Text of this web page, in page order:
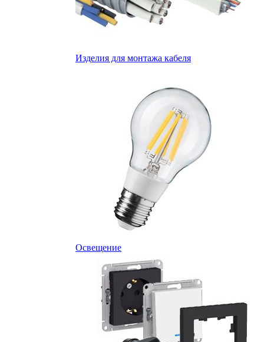
Изделия для монтажа кабеля
Освещение